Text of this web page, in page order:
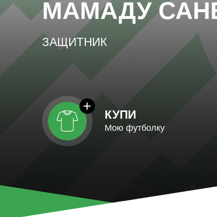
МАМАДУ
ЗАЩИТНИК
КУПИ
Мою футболку